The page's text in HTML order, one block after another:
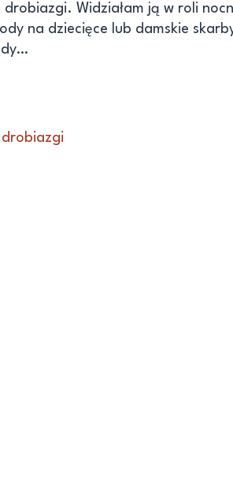
Widziałam ją w roli
na dziecięce lub damskie